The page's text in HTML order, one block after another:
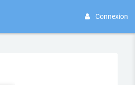
Connexion